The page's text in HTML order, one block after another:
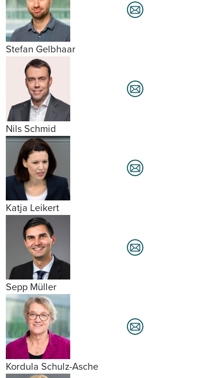
Stefan Gelbhaar
Nils Schmid
Katja Leikert
Sepp Müller
Kordula Schulz-Asche